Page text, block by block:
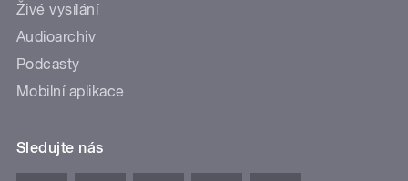
Živé vysílání
Audioarchiv
Podcasty
Mobilní aplikace
Sledujte nás